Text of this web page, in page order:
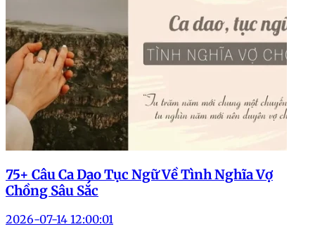
75+ Câu Ca Dao Tục Ngữ Về Tình Nghĩa Vợ
Chồng Sâu Sắc
2026-07-14 12:00:01